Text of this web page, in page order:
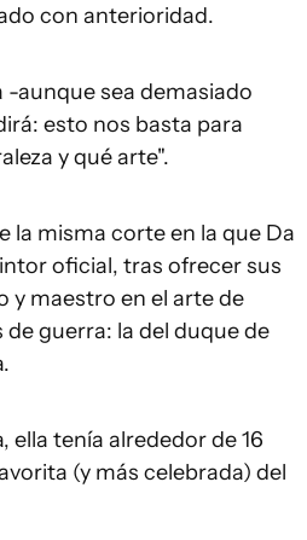
con anterioridad.
-aunque sea demasiado
esto nos basta para
y qué arte".
la misma corte en la que Da
oficial, tras ofrecer sus
y maestro en el arte de
guerra: la del duque de
ella tenía alrededor de 16
(y más celebrada) del